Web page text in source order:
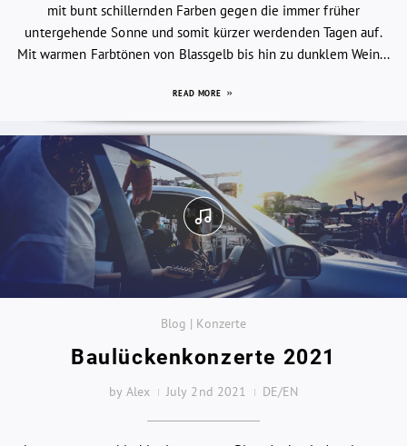
mit bunt schillernden Farben gegen die immer früher
untergehende Sonne und somit kürzer werdenden Tagen auf.
Mit warmen Farbtönen von Blassgelb bis hin zu dunklem Wein...
READ MORE
Blog | Konzerte
Baulückenkonzerte 2021
by Alex July 2nd 2021 DE/EN